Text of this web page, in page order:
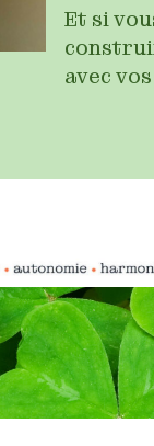
Et si
avec